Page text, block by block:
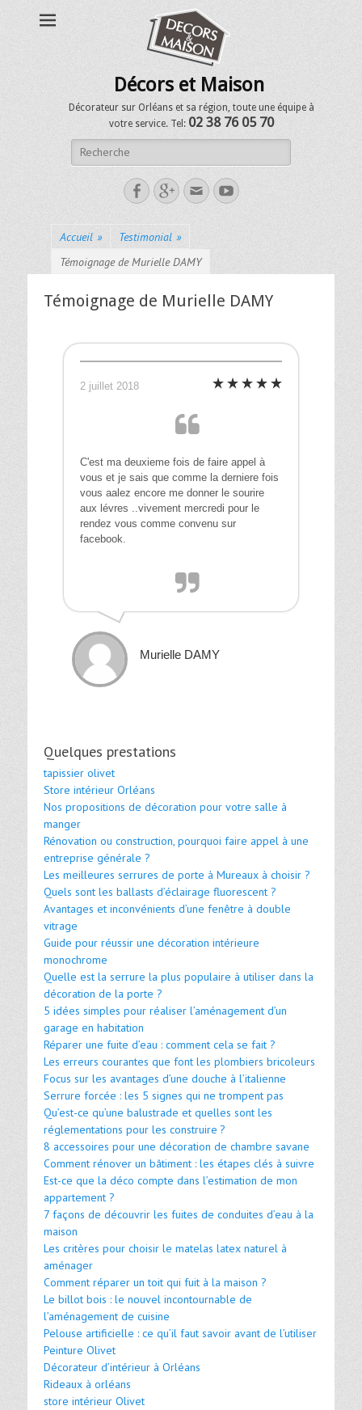
Décors et Maison
Décorateur sur Orléans et sa région, toute une équipe à
votre service. Tel: 02 38 76 05 70
Accueil » Testimonial »
Témoignage de Murielle DAMY
Témoignage de Murielle DAMY
2 juillet 2018
C'est ma deuxieme fois de faire appel à
vous et je sais que comme la derniere fois
vous aalez encore me donner le sourire
aux lévres ..vivement mercredi pour le
rendez vous comme convenu sur
facebook.
Murielle DAMY
Quelques prestations
tapissier olivet
Store intérieur Orléans
Nos propositions de décoration pour votre salle à
manger
Rénovation ou construction, pourquoi faire appel à une
entreprise générale ?
Les meilleures serrures de porte à Mureaux à choisir ?
Quels sont les ballasts d’éclairage fluorescent ?
Avantages et inconvénients d’une fenêtre à double
vitrage
Guide pour réussir une décoration intérieure
monochrome
Quelle est la serrure la plus populaire à utiliser dans la
décoration de la porte ?
5 idées simples pour réaliser l’aménagement d’un
garage en habitation
Réparer une fuite d’eau : comment cela se fait ?
Les erreurs courantes que font les plombiers bricoleurs
Focus sur les avantages d’une douche à l’italienne
Serrure forcée : les 5 signes qui ne trompent pas
Qu’est-ce qu’une balustrade et quelles sont les
réglementations pour les construire ?
8 accessoires pour une décoration de chambre savane
Comment rénover un bâtiment : les étapes clés à suivre
Est-ce que la déco compte dans l’estimation de mon
appartement ?
7 façons de découvrir les fuites de conduites d’eau à la
maison
Les critères pour choisir le matelas latex naturel à
aménager
Comment réparer un toit qui fuit à la maison ?
Le billot bois : le nouvel incontournable de
l’aménagement de cuisine
Pelouse artificielle : ce qu’il faut savoir avant de l’utiliser
Peinture Olivet
Décorateur d’intérieur à Orléans
Rideaux à orléans
store intérieur Olivet